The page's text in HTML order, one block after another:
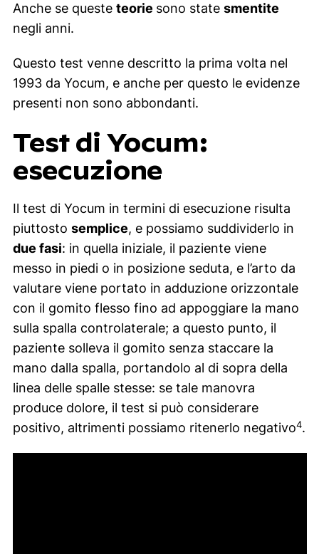
Anche se queste teorie sono state smentite
negli anni.
Questo test venne descritto la prima volta nel
1993 da Yocum, e anche per questo le evidenze
presenti non sono abbondanti.
Test di Yocum:
esecuzione
Il test di Yocum in termini di esecuzione risulta
piuttosto semplice, e possiamo suddividerlo in
due fasi: in quella iniziale, il paziente viene
messo in piedi o in posizione seduta, e l’arto da
valutare viene portato in adduzione orizzontale
con il gomito flesso fino ad appoggiare la mano
sulla spalla controlaterale; a questo punto, il
paziente solleva il gomito senza staccare la
mano dalla spalla, portandolo al di sopra della
linea delle spalle stesse: se tale manovra
produce dolore, il test si può considerare
positivo, altrimenti possiamo ritenerlo negativo4.